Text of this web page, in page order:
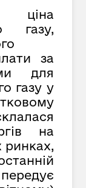
ціна
газу,
за
для
газу у
на
ринках,